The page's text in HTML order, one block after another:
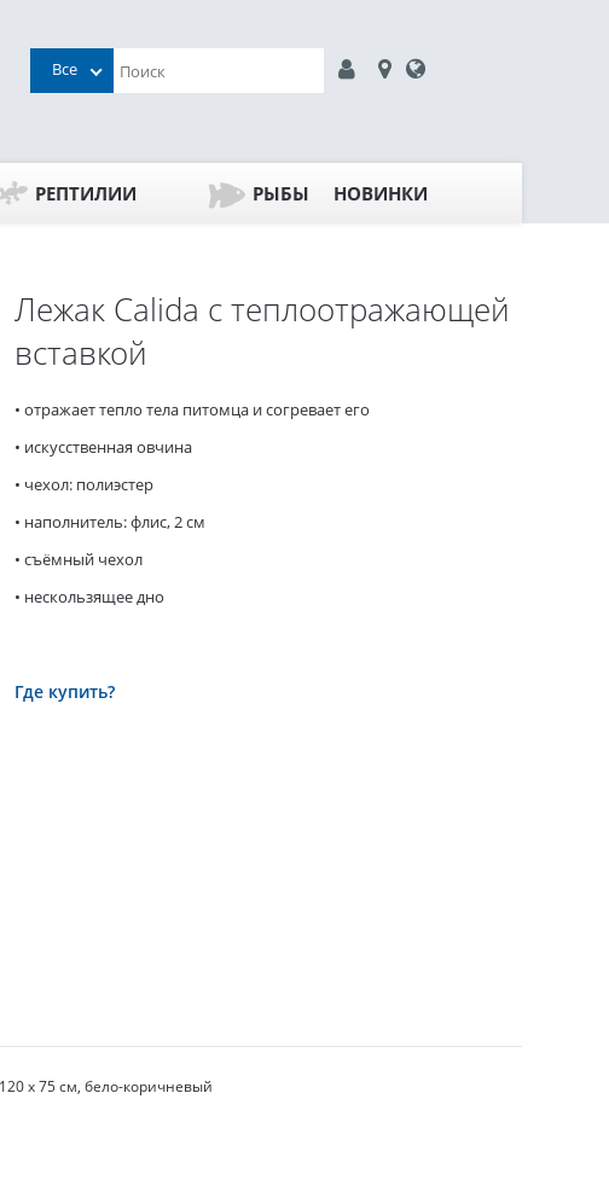
Все
РЕПТИЛИИ РЫБЫ НОВИНКИ
Лежак Calida с теплоотражающей
вставкой
• отражает тепло тела питомца и согревает его
• искусственная овчина
• чехол: полиэстер
• наполнитель: флис, 2 см
• съёмный чехол
• нескользящее дно
Где купить?
х 75 см, бело-коричневый